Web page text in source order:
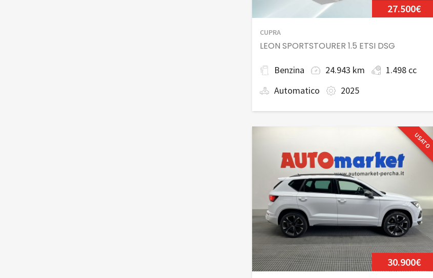
27.500€
CUPRA
LEON SPORTSTOURER 1.5 ETSI DSG
Benzina 24.943 km
1.498 cc
Automatico
2025
USATO
30.900€